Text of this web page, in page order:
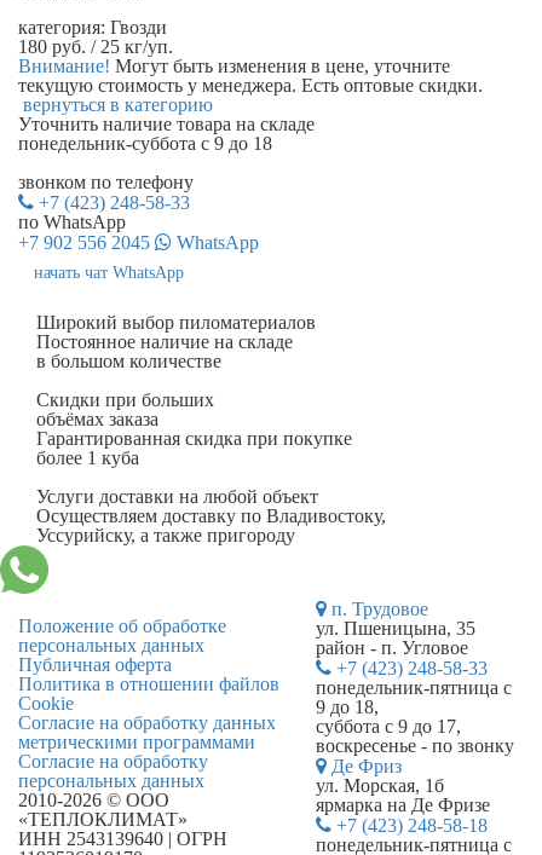
категория: Гвозди
180 руб. / 25 кг/уп.
Внимание! Могут быть изменения в цене, уточните
текущую стоимость у менеджера. Есть оптовые скидки.
вернуться в категорию
Уточнить наличие товара на складе
понедельник-суббота с 9 до 18
звонком по телефону
+7 (423) 248-58-33
по WhatsApp
+7 902 556 2045
WhatsApp
начать чат WhatsApp
Широкий выбор пиломатериалов
Постоянное наличие на складе
в большом количестве
Скидки при больших
объёмах заказа
Гарантированная скидка при покупке
более 1 куба
Услуги доставки на любой объект
Осуществляем доставку по Владивостоку,
Уссурийску, а также пригороду
Положение об обработке
персональных данных
Публичная оферта
Политика в отношении файлов
Cookie
Согласие на обработку данных
метрическими программами
Согласие на обработку
персональных данных
2010-2026 © ООО
«ТЕПЛОКЛИМАТ»
ИНН 2543139640 | ОГРН
п. Трудовое
ул. Пшеницына, 35
район - п. Угловое
+7 (423) 248-58-33
понедельник-пятница с
9 до 18,
суббота с 9 до 17,
воскресенье - по звонку
Де Фриз
ул. Морская, 1б
ярмарка на Де Фризе
+7 (423) 248-58-18
понедельник-пятница с